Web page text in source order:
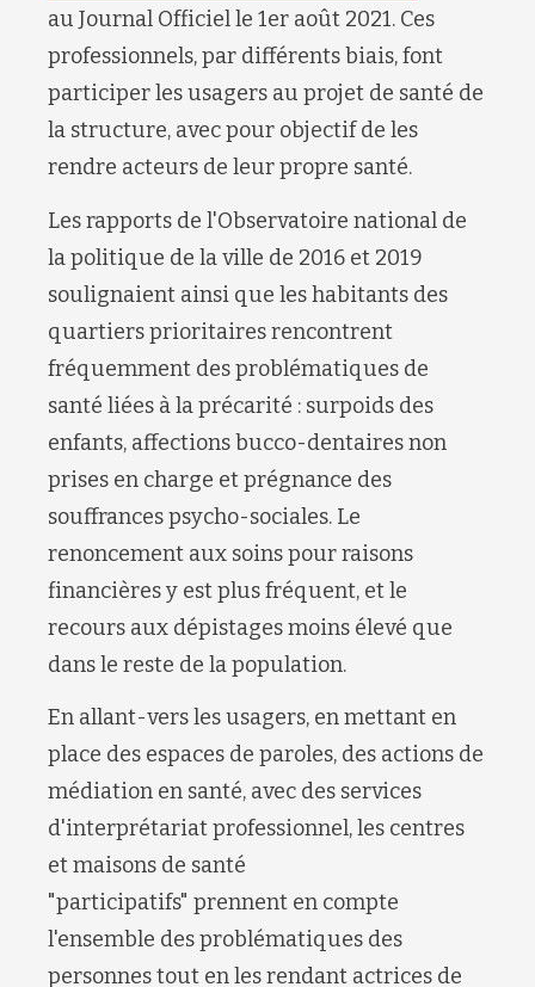
au Journal Officiel le 1er août 2021. Ces
professionnels, par différents biais, font
participer les usagers au projet de santé de
la structure, avec pour objectif de les
rendre acteurs de leur propre santé.
Les rapports de l'Observatoire national de
la politique de la ville de 2016 et 2019
soulignaient ainsi que les habitants des
quartiers prioritaires rencontrent
fréquemment des problématiques de
santé liées à la précarité : surpoids des
enfants, affections bucco-dentaires non
prises en charge et prégnance des
souffrances psycho-sociales. Le
renoncement aux soins pour raisons
financières y est plus fréquent, et le
recours aux dépistages moins élevé que
dans le reste de la population.
En allant-vers les usagers, en mettant en
place des espaces de paroles, des actions de
médiation en santé, avec des services
d'interprétariat professionnel, les centres
et maisons de santé
"participatifs" prennent en compte
l'ensemble des problématiques des
personnes tout en les rendant actrices de